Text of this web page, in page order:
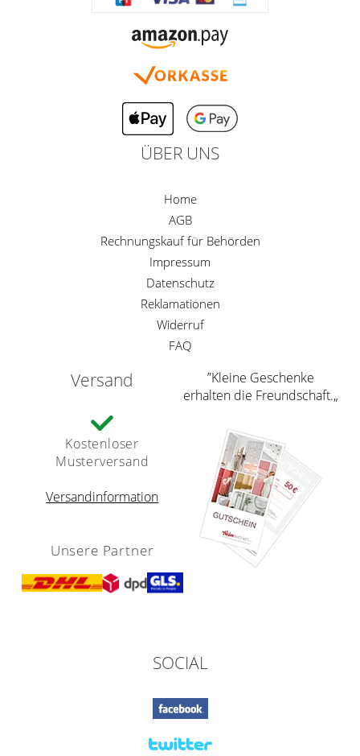
ÜBER UNS
Home
AGB
Rechnungskauf für Behörden
Impressum
Datenschutz
Reklamationen
Widerruf
FAQ
Versand
Kostenloser
Musterversand
Versandinformation
Unsere Partner
”Kleine Geschenke
erhalten die Freundschaft.„
SOCIAL